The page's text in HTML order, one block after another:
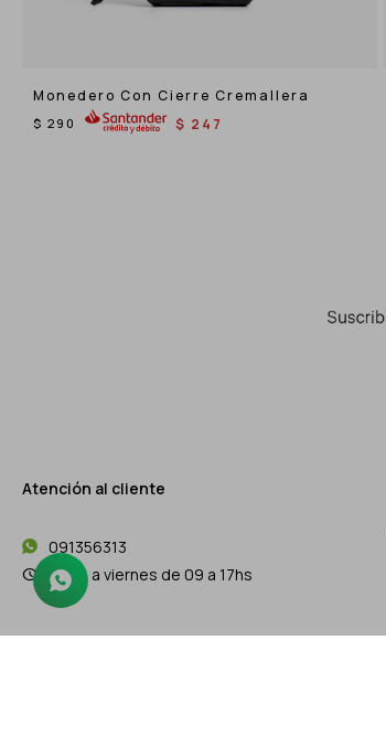
Monedero Con Cierre Cremallera
$ 290 $ 247
Atención al cliente
091356313
lunes a viernes de 09 a 17hs